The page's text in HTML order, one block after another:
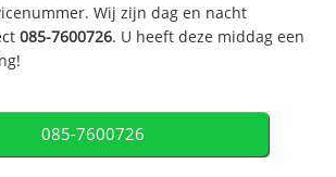
Wij zijn dag en nacht
085-7600726. U heeft deze middag een
085-7600726